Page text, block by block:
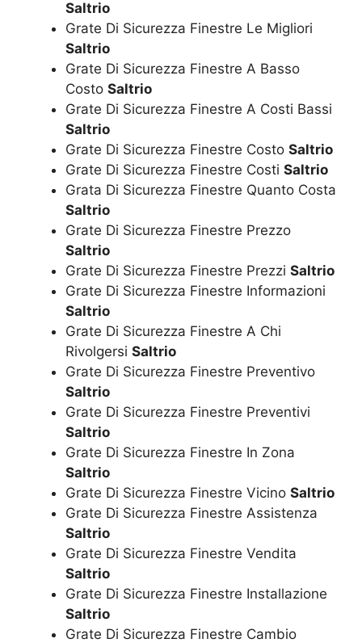
Saltrio
Grate Di Sicurezza Finestre Le Migliori
Saltrio
Grate Di Sicurezza Finestre A Basso
Costo Saltrio
Grate Di Sicurezza Finestre A Costi Bassi
Saltrio
Grate Di Sicurezza Finestre Costo Saltrio
Grate Di Sicurezza Finestre Costi Saltrio
Grata Di Sicurezza Finestre Quanto Costa
Saltrio
Grate Di Sicurezza Finestre Prezzo
Saltrio
Grate Di Sicurezza Finestre Prezzi Saltrio
Grate Di Sicurezza Finestre Informazioni
Saltrio
Grate Di Sicurezza Finestre A Chi
Rivolgersi Saltrio
Grate Di Sicurezza Finestre Preventivo
Saltrio
Grate Di Sicurezza Finestre Preventivi
Saltrio
Grate Di Sicurezza Finestre In Zona
Saltrio
Grate Di Sicurezza Finestre Vicino Saltrio
Grate Di Sicurezza Finestre Assistenza
Saltrio
Grate Di Sicurezza Finestre Vendita
Saltrio
Grate Di Sicurezza Finestre Installazione
Saltrio
Grate Di Sicurezza Finestre Cambio